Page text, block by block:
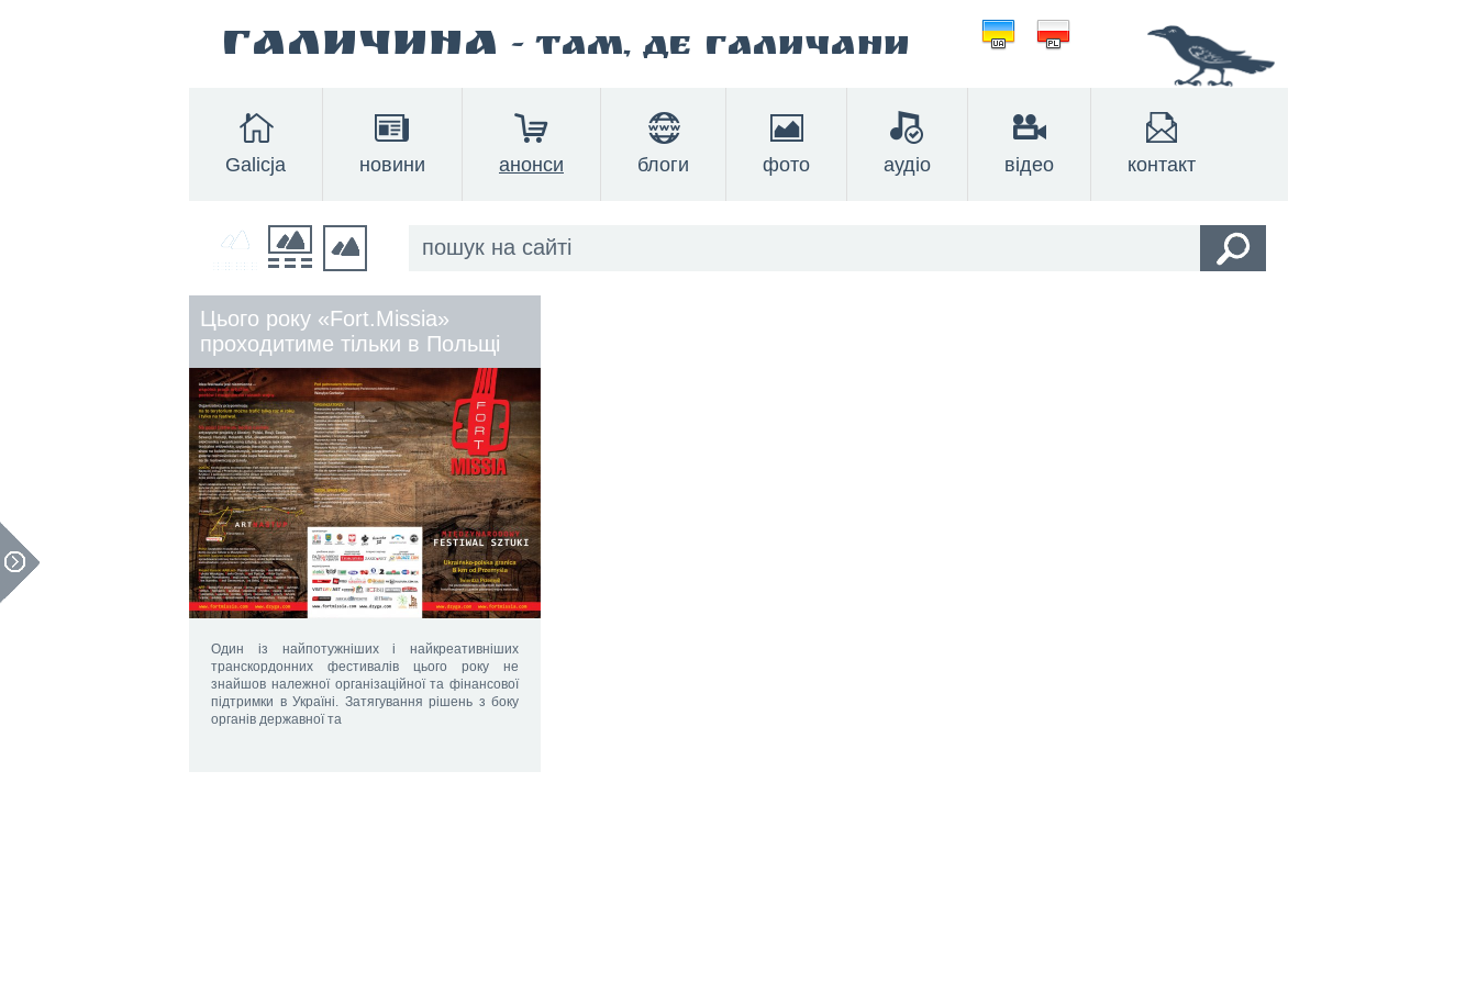
Галичина - там, де Галичани
Galicja новини анонси блоги фото аудіо відео контакт
Цього року «Fort.Missia»
проходитиме тільки в Польщі
Один із найпотужніших і найкреативніших
транскордонних фестивалів цього року не
знайшов належної організаційної та фінансової
підтримки в Україні. Затягування рішень з боку
органів державної та
1 2 3 4 5 6 ¬перед